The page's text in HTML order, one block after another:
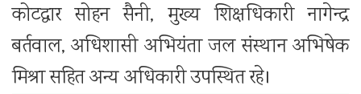
कोटद्वार सोहन सैनी, मुख्य शिक्षधिकारी नागेन्द्र
बर्तवाल, अधिशासी अभियंता जल संस्थान अभिषेक
मिश्रा सहित अन्य अधिकारी उपस्थित रहे।